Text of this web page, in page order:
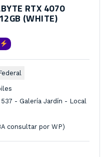
RTX 4070
(WHITE)
- Galería Jardín - Local
consultar por WP)